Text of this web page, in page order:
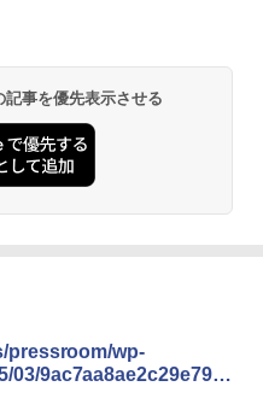
事を優先表示させる
pressroom/wp-
9ac7aa8ae2c29e79b8